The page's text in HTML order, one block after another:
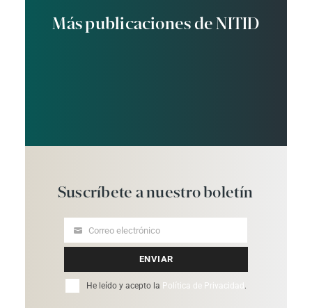
Más publicaciones de NITID
Suscríbete a nuestroboletín
Your
Correo electrónico
ENVIAR
He leído y acepto la Política de Privacidad .